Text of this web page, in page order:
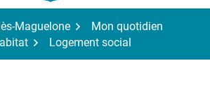
Maguelone
Mon quotidien
Logement social